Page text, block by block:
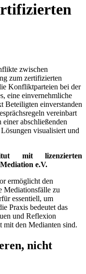
zwischen
zum zertifizierten
Konfliktparteien bei der
eine einvernehmliche
Beteiligten einverstanden
vereinbart
abschließenden
visualisiert und
mit lizenzierten
e.V.
ermöglicht den
Mediationsfälle zu
essentiell, um
Praxis bedeutet das
und Reflexion
mit den Medianten sind.
nicht